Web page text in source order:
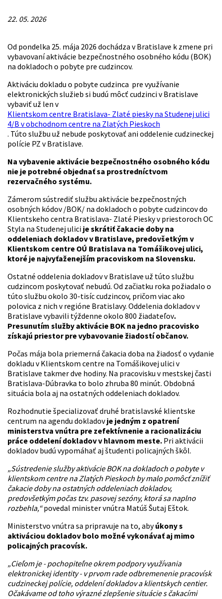
22. 05. 2026
Od pondelka 25. mája 2026 dochádza v Bratislave k zmene pri
vybavovaní aktivácie bezpečnostného osobného kódu (BOK)
na dokladoch o pobyte pre cudzincov.
Aktiváciu dokladu o pobyte cudzinca pre využívanie
elektronických služieb si budú môcť cudzinci v Bratislave
vybaviť už len v
Klientskom centre Bratislava- Zlaté piesky na Studenej ulici
4/B v obchodnom centre na Zlatých Pieskoch
. Túto službu už nebude poskytovať ani oddelenie cudzineckej
polície PZ v Bratislave.
Na vybavenie aktivácie bezpečnostného osobného kódu
nie je potrebné objednať sa prostredníctvom
rezervačného systému.
Zámerom sústrediť službu aktivácie bezpečnostných
osobných kódov /BOK/ na dokladoch o pobyte cudzincov do
Klientskeho centra Bratislava- Zlaté Piesky v priestoroch OC
Styla na Studenej ulici je skrátiť čakacie doby na
oddeleniach dokladov v Bratislave, predovšetkým v
Klientskom centre OÚ Bratislava na Tomášikovej ulici,
ktoré je najvyťaženejším pracoviskom na Slovensku.
Ostatné oddelenia dokladov v Bratislave už túto službu
cudzincom poskytovať nebudú. Od začiatku roka požiadalo o
túto službu okolo 30-tisíc cudzincov, pričom viac ako
polovica z nich v regióne Bratislavy. Oddelenia dokladov v
Bratislave vybavili týždenne okolo 800 žiadateľov.
Presunutím služby aktivácie BOK na jedno pracovisko
získajú priestor pre vybavovanie žiadostí občanov.
Počas mája bola priemerná čakacia doba na žiadosť o vydanie
dokladu v Klientskom centre na Tomášikovej ulici v
Bratislave takmer dve hodiny. Na pracovisku v mestskej časti
Bratislava-Dúbravka to bolo zhruba 80 minút. Obdobná
situácia bola aj na ostatných oddeleniach dokladov.
Rozhodnutie špecializovať druhé bratislavské klientske
centrum na agendu dokladovje jedným z opatrení
ministerstva vnútra pre zefektívnenie a racionalizáciu
práce oddelení dokladov v hlavnom meste. Pri aktivácii
dokladov budú vypomáhať aj študenti policajných škôl.
„Sústredenie služby aktivácie BOK na dokladoch o pobyte v
klientskom centre na Zlatých Pieskoch by malo pomôcť znížiť
čakacie doby na ostatných oddeleniach dokladov,
predovšetkým počas tzv. pasovej sezóny, ktorá sa naplno
rozbehla,“povedal minister vnútra Matúš Šutaj Eštok.
Ministerstvo vnútra sa pripravuje na to, abyúkony s
aktiváciou dokladov bolo možné vykonávať aj mimo
policajných pracovísk.
„Cieľom je - pochopiteľne okrem podpory využívania
elektronickej identity - v prvom rade odbremenenie pracovísk
cudzineckej polície, oddelení dokladov a klientskych centier.
Očakávame od toho výrazné zlepšenie situácie s čakacími